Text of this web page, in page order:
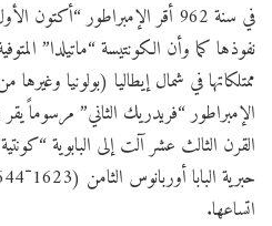
في سنة 962 أقر الإمبراطور
الإمبراطور “فريدريك الثاني”
القرن الثالث عشر آلت إلى البابوية
اتساعها.